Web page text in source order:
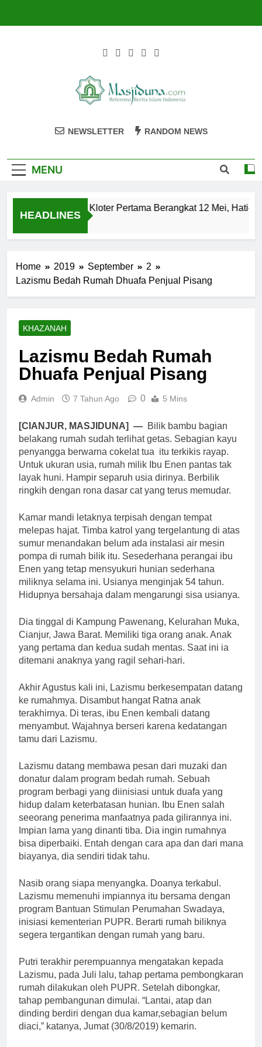
Masjiduna
NEWSLETTER RANDOM NEWS
MENU
HEADLINES
Jemaah Haji Kloter Pertama Berangkat 12 Mei, Hati-hati
Home 2019 September
2
Lazismu Bedah Rumah Dhuafa Penjual Pisang
KHAZANAH
Lazismu Bedah Rumah
Dhuafa Penjual Pisang
Admin 7 Tahun Ago 0 5 Mins
[CIANJUR, MASJIDUNA] — Bilik bambu bagian
belakang rumah sudah terlihat getas. Sebagian kayu
penyangga berwarna cokelat tua itu terkikis rayap.
Untuk ukuran usia, rumah milik Ibu Enen pantas tak
layak huni. Hampir separuh usia dirinya. Berbilik
ringkih dengan rona dasar cat yang terus memudar.
Kamar mandi letaknya terpisah dengan tempat
melepas hajat. Timba katrol yang tergelantung di atas
sumur menandakan belum ada instalasi air mesin
pompa di rumah bilik itu. Sesederhana perangai ibu
Enen yang tetap mensyukuri hunian sederhana
miliknya selama ini. Usianya menginjak 54 tahun.
Hidupnya bersahaja dalam mengarungi sisa usianya.
Dia tinggal di Kampung Pawenang, Kelurahan Muka,
Cianjur, Jawa Barat. Memiliki tiga orang anak. Anak
yang pertama dan kedua sudah mentas. Saat ini ia
ditemani anaknya yang ragil sehari-hari.
Akhir Agustus kali ini, Lazismu berkesempatan datang
ke rumahmya. Disambut hangat Ratna anak
terakhirnya. Di teras, ibu Enen kembali datang
menyambut. Wajahnya berseri karena kedatangan
tamu dari Lazismu.
Lazismu datang membawa pesan dari muzaki dan
donatur dalam program bedah rumah. Sebuah
program berbagi yang diinisiasi untuk duafa yang
hidup dalam keterbatasan hunian. Ibu Enen salah
seeorang penerima manfaatnya pada gilirannya ini.
Impian lama yang dinanti tiba. Dia ingin rumahnya
bisa diperbaiki. Entah dengan cara apa dan dari mana
biayanya, dia sendiri tidak tahu.
Nasib orang siapa menyangka. Doanya terkabul.
Lazismu memenuhi impiannya itu bersama dengan
program Bantuan Stimulan Perumahan Swadaya,
inisiasi kementerian PUPR. Berarti rumah biliknya
segera tergantikan dengan rumah yang baru.
Putri terakhir perempuannya mengatakan kepada
Lazismu, pada Juli lalu, tahap pertama pembongkaran
rumah dilakukan oleh PUPR. Setelah dibongkar,
tahap pembangunan dimulai. “Lantai, atap dan
dinding berdiri dengan dua kamar,sebagian belum
diaci,” katanya, Jumat (30/8/2019) kemarin.